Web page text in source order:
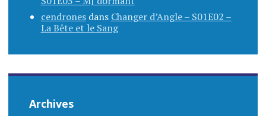
cendronesdans Changer d’Angle – S01E02 –
La Bête et le Sang
Archives